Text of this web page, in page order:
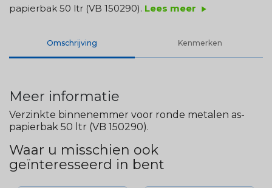
papierbak 50 ltr (VB 150290). Lees meer play_arrow
Omschrijving Kenmerken
Meer informatie
Verzinkte binnenemmer voor ronde metalen as-
papierbak 50 ltr (VB 150290).
Waar u misschien ook
geïnteresseerd in bent